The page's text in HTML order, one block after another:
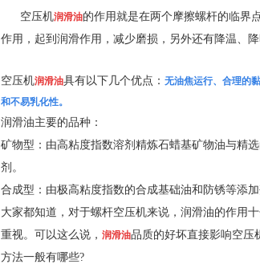
空压机润滑油的作用就是在两个摩擦螺杆的临界
作用，起到润滑作用，减少磨损，另外还有降温、降
空压机润滑油具有以下几个优点： 无油焦运行、合理的
和不易乳化性。
润滑油主要的品种：
矿物型：由高粘度指数溶剂精炼石蜡基矿物油与精
剂。
合成型：由极高粘度指数的合成基础油和防锈等添加
大家都知道，对于螺杆空压机来说，润滑油的作用
重视。可以这么说， 润滑油品质的好坏直接影响空压
方法一般有哪些?